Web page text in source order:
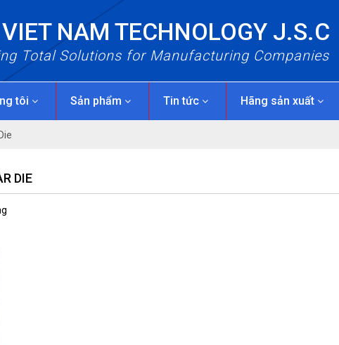
NAM TECHNOLOGY J.S.C
Total Solutions for Manufacturing Companies
tôi Sản phẩm Tin tức Hãng sản xuất
DIE